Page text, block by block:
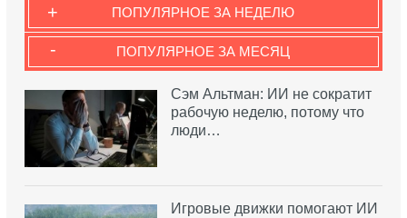
ПОПУЛЯРНОЕ ЗА НЕДЕЛЮ
+
ПОПУЛЯРНОЕ ЗА МЕСЯЦ
-
Сэм Альтман: ИИ не сократит
рабочую неделю, потому что
люди…
Игровые движки помогают ИИ